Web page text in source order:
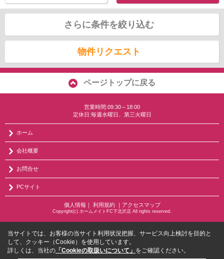
さらに条件を絞り込む
物件リクエスト
ページトップに戻る
営業時間:09:30～18:00
定休日:毎週水曜日、第三火曜日
ホーム
会社概要
お問合せ
PCサイト
個人情報 ｜ 利用規約｜ アクセスマップ
Copyright(c) ホームメイトFC下北沢店 All rights reserved.
当サイトでは、お客様の当サイト利用状況把握、サービス向上検討を目的と
して、クッキー（Cookie）を使用しています。
詳しくは、当社の 「Cookieの取扱いについて」 をご確認ください。